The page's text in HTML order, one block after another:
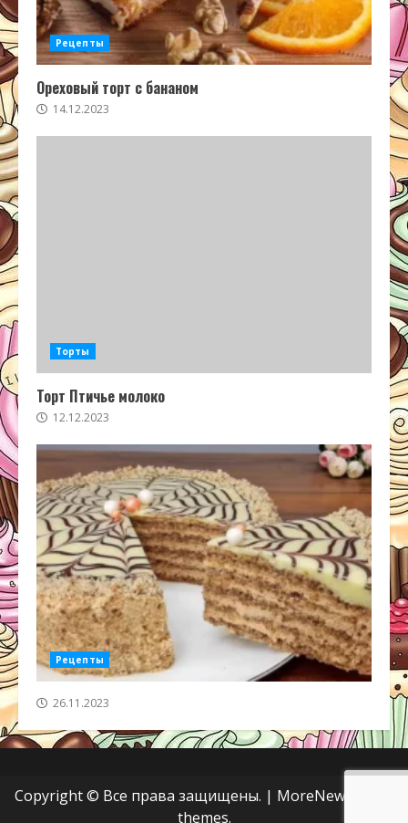
Рецепты
Ореховый торт с бананом
14.12.2023
Торты
Торт Птичье молоко
12.12.2023
Рецепты
26.11.2023
Copyright © Все права защищены. | MoreNews
themes.